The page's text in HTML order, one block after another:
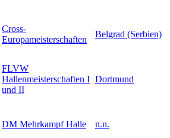
Cross-
Europameisterschaften
Belgrad (Serbien)
FLVW
Hallenmeisterschaften I
und II
Dortmund
DM Mehrkampf Halle n.n.